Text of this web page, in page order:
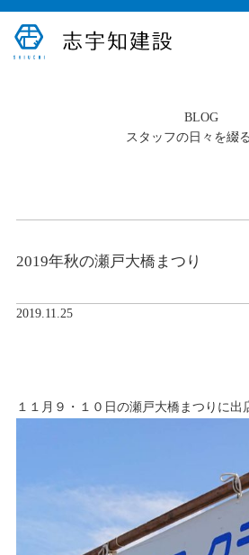
BLOG
スタッフの日々を綴
2019年秋の瀬戸大橋まつり
2019.11.25
１１月９・１０日の瀬戸大橋まつりに出